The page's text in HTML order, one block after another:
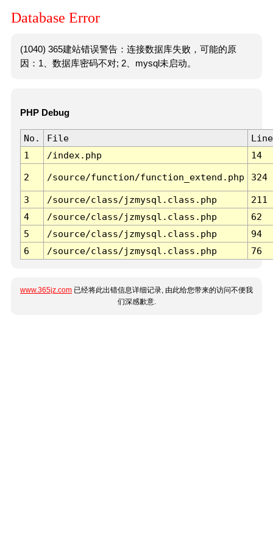
Database Error
(1040) 365建站错误警告：连接数据库失败，可能的原
因：1、数据库密码不对; 2、mysql未启动。
PHP Debug
No. File
Line
1
/index.php 14
2 /source/function/function_extend.php 324
3 /source/class/jzmysql.class.php
211
4
/source/class/jzmysql.class.php
62
5
/source/class/jzmysql.class.php
94
6
/source/class/jzmysql.class.php 76
www.365jz.com 已经将此出错信息详细记录, 由此给您带来的访问不便我
们深感歉意.